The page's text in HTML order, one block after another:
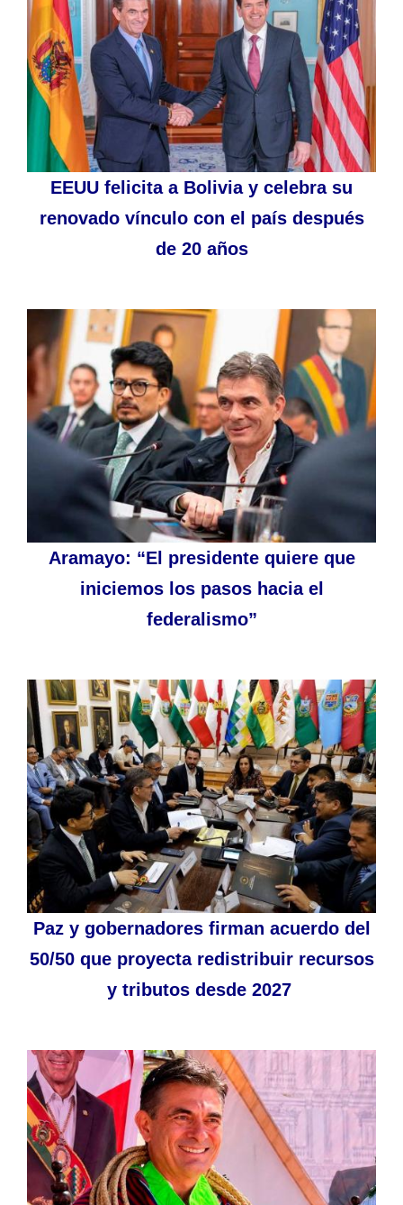
EEUU felicita a Bolivia y celebra su
renovado vínculo con el país después
de 20 años
Aramayo: “El presidente quiere que
iniciemos los pasos hacia el
federalismo”
Paz y gobernadores firman acuerdo del
50/50 que proyecta redistribuir recursos
y tributos desde 2027